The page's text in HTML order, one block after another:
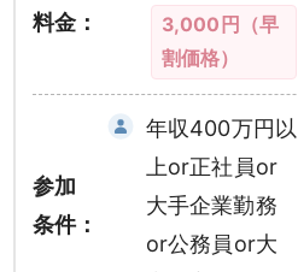
料金：
3,000円（早
割価格）
参加
条件：
年収400万円以
上or正社員or
大手企業勤務
or公務員or大